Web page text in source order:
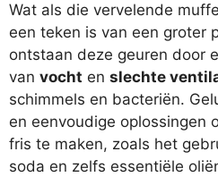
Wat als die vervelende
een teken is van een groter
ontstaan deze geuren door
van vocht en slechte
schimmels en bacteriën.
en eenvoudige oplossingen
fris te maken, zoals het
soda en zelfs essentiële